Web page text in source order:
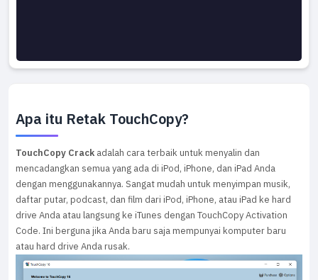
Apa itu Retak TouchCopy?
TouchCopy Crack adalah cara terbaik untuk menyalin dan
mencadangkan semua yang ada di iPod, iPhone, dan iPad Anda
dengan menggunakannya. Sangat mudah untuk menyimpan musik,
daftar putar, podcast, dan film dari iPod, iPhone, atau iPad ke hard
drive Anda atau langsung ke iTunes dengan TouchCopy Activation
Code. Ini berguna jika Anda baru saja mempunyai komputer baru
atau hard drive Anda rusak.